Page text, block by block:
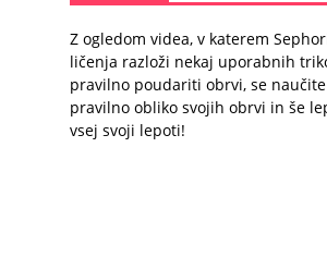
Z ogledom videa, v katerem
ličenja razloži nekaj uporabnih
pravilno poudariti obrvi, se
pravilno obliko svojih obrvi in še
vsej svoji lepoti!